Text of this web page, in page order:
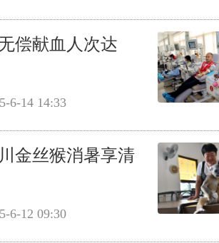
偿献血人次达
6-14 14:33
金丝猴消暑享清
6-12 09:30